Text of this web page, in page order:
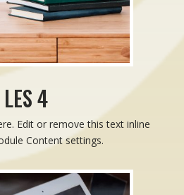
LES 4
Edit or remove this text inline
Content settings.